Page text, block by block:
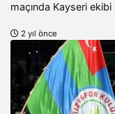
maçında Kayseri ekibi
2 yıl önce